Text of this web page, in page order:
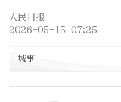
人民日报
2026-05-15 07:25
城事